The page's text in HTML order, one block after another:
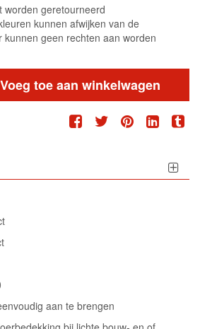
worden geretourneerd
kunnen afwijken van de
kunnen geen rechten aan worden
Voeg toe aan winkelwagen
aan te brengen